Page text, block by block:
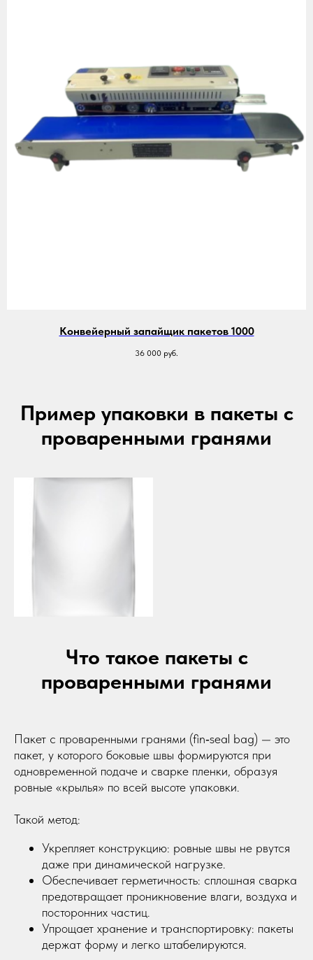
Конвейерный запайщик пакетов 1000
36 000 руб.
Пример упаковки в пакеты с
проваренными гранями
Что такое пакеты с
проваренными гранями
Пакет с проваренными гранями (fin‑seal bag) — это
пакет, у которого боковые швы формируются при
одновременной подаче и сварке пленки, образуя
ровные «крылья» по всей высоте упаковки.
Такой метод:
Укрепляет конструкцию: ровные швы не рвутся
даже при динамической нагрузке.
Обеспечивает герметичность: сплошная сварка
предотвращает проникновение влаги, воздуха и
посторонних частиц.
Упрощает хранение и транспортировку: пакеты
держат форму и легко штабелируются.